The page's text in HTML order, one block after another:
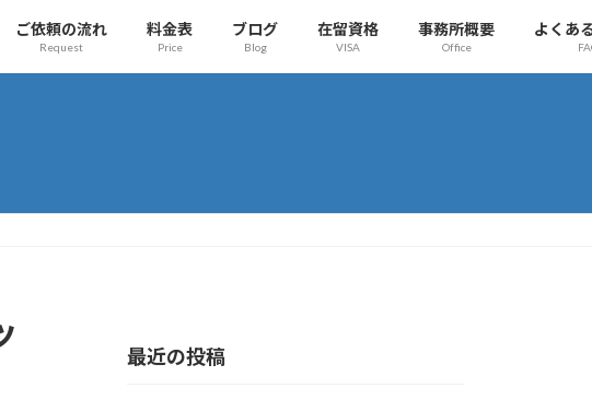
ご依頼の流れ
Request
料金表
Price
ブログ
Blog
在留資格
VISA
事務所概要
Office
よくあ
最近の投稿